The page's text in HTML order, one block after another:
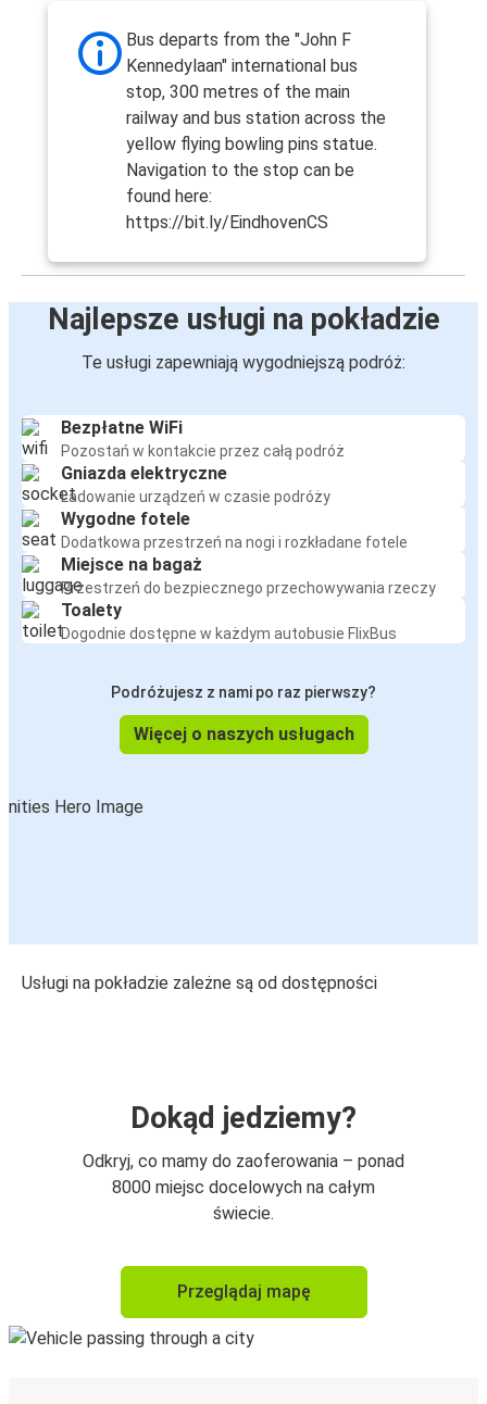
Bus departs from the "John F
Kennedylaan" international bus
stop, 300 metres of the main
railway and bus station across the
yellow flying bowling pins statue.
Navigation to the stop can be
found here:
https://bit.ly/EindhovenCS
Najlepsze usługi na pokładzie
Te usługi zapewniają wygodniejszą podróż:
Bezpłatne WiFi
Pozostań w kontakcie przez całą podróż
Gniazda elektryczne
Ładowanie urządzeń w czasie podróży
Wygodne fotele
Dodatkowa przestrzeń na nogi i rozkładane fotele
Miejsce na bagaż
Przestrzeń do bezpiecznego przechowywania rzeczy
Toalety
Dogodnie dostępne w każdym autobusie FlixBus
Podróżujesz z nami po raz pierwszy?
Więcej o naszych usługach
Usługi na pokładzie zależne są od dostępności
Dokąd jedziemy?
Odkryj, co mamy do zaoferowania – ponad
8000 miejsc docelowych na całym
świecie.
Przeglądaj mapę